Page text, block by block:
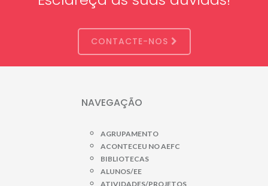
CONTACTE-NOS
NAVEGAÇÃO
AGRUPAMENTO
ACONTECEU NO AEFC
BIBLIOTECAS
ALUNOS/EE
ATIVIDADES/PROJETOS